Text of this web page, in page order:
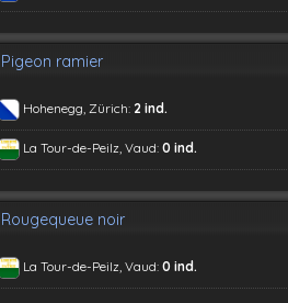
Pigeon ramier
Hohenegg, Zürich: 2 ind.
La Tour-de-Peilz, Vaud: 0 ind.
Rougequeue noir
La Tour-de-Peilz, Vaud: 0 ind.